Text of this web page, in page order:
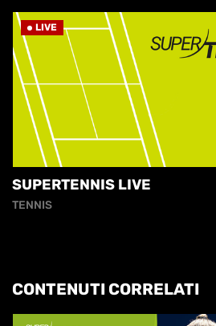
LIVE
SUPERTENNIS LIVE
TENNIS
CONTENUTI CORRELATI